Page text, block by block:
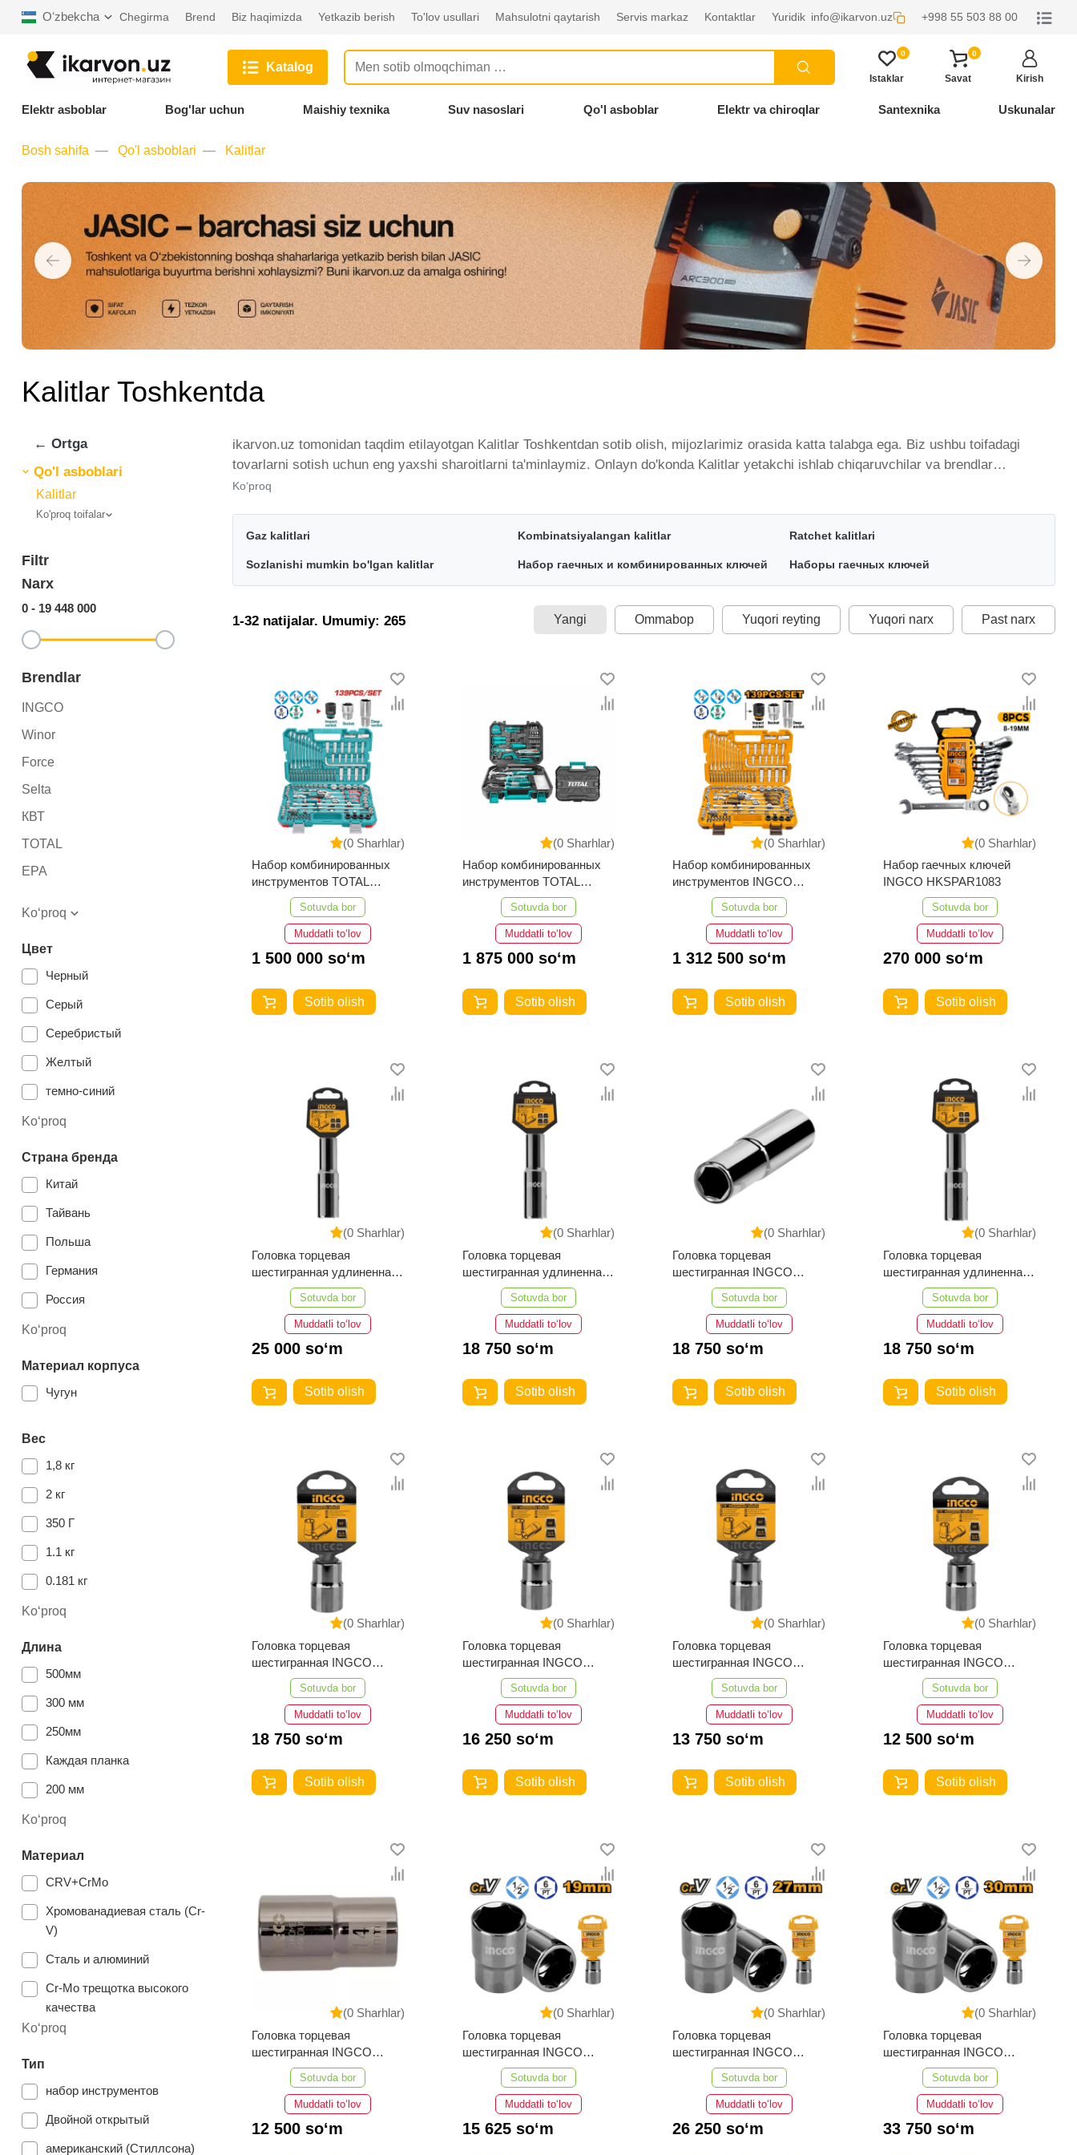
Oʻzbekcha Chegirma Brend Biz haqimizda Yetkazib berish To'lov usullari Mahsulotni qaytarish Servis markaz Kontaktlar Yuridik info@ikarvon.uz +998 55 503 88 00
Katalog
0
Istaklar
0
Savat Kirish
Elektr asboblar Bog'lar uchun Maishiy texnika Suv nasoslari Qo'l asboblar Elektr va chiroqlar Santexnika Uskunalar
Bosh sahifa Qo'l asboblari Kalitlar
Kalitlar Toshkentda
← Ortga
Qo'l asboblari
Kalitlar
Ko'proq toifalar
Filtr
Narx
0 - 19 448 000
Brendlar
INGCO
Winor
Force
Selta
КВТ
TOTAL
EPA
СИБРТЕХ
MATRIX
YATO
Ko‘proq
Цвет
Черный
Серый
Серебристый
Желтый
темно-синий
Бирюзовый
Цвет
Ko‘proq
Страна бренда
Китай
Тайвань
Польша
Германия
Россия
Россия
Ko‘proq
Материал корпуса
Чугун
Вес
1,8 кг
2 кг
350 Г
1.1 кг
0.181 кг
5,3 кг
1.417 кг
0.792 кг
1.87 кг
0.014 кг
1.763 кг
Ko‘proq
Длина
500мм
300 мм
250мм
Каждая планка
200 мм
900 мм
320 мм
400 мм
150 мм
400-425 мм
495-518 мм
Ko‘proq
Материал
CRV+CrMo
Хромованадиевая сталь (Cr-
V)
Сталь и алюминий
Cr-Mo трещотка высокого
качества
Хромованадиевой сталь
Хромованадиевая сталь (Cr-
V) и хромированная
Ko‘proq
Тип
набор инструментов
Двойной открытый
американский (Стиллсона)
ikarvon.uz tomonidan taqdim etilayotgan Kalitlar Toshkentdan sotib olish, mijozlarimiz orasida katta talabga ega. Biz ushbu toifadagi
tovarlarni sotish uchun eng yaxshi sharoitlarni ta'minlaymiz. Onlayn do'konda Kalitlar yetakchi ishlab chiqaruvchilar va brendlar
tomonidan taqdim etilgan bo'lib, ularning ro'yxati doimiy ravishda kengayib bormoqda. Biz butun mamlakat bo'ylab tovarlarni istalgan
Ko‘proq
Gaz kalitlari Kombinatsiyalangan kalitlar Ratchet kalitlari
Sozlanishi mumkin bo'lgan kalitlar Набор гаечных и комбинированных ключей Наборы гаечных ключей
1-32 natijalar. Umumiy: 265 Yangi Ommabop Yuqori reyting Yuqori narx Past narx
(0 Sharhlar)
Набор комбинированных
инструментов TOTAL
THKTHP21396
Sotuvda bor
Muddatli to‘lov
1 500 000 so‘m
Sotib olish
(0 Sharhlar)
Набор комбинированных
инструментов TOTAL
THKTHP21306
Sotuvda bor
Muddatli to‘lov
1 875 000 so‘m
Sotib olish
(0 Sharhlar)
Набор комбинированных
инструментов INGCO
HKTHP21391
Sotuvda bor
Muddatli to‘lov
1 312 500 so‘m
Sotib olish
(0 Sharhlar)
Набор гаечных ключей
INGCO HKSPAR1083
Sotuvda bor
Muddatli to‘lov
270 000 so‘m
Sotib olish
(0 Sharhlar)
Головка торцевая
шестигранная удлиненная
INGCO HHAST12213L (21
мм; 1/2")
Sotuvda bor
Muddatli to‘lov
25 000 so‘m
Sotib olish
(0 Sharhlar)
Головка торцевая
шестигранная удлиненная
INGCO HHAST12123L (12
мм; 1/2")
Sotuvda bor
Muddatli to‘lov
18 750 so‘m
Sotib olish
(0 Sharhlar)
Головка торцевая
шестигранная INGCO
HHAST12113L (11 мм; 1/2")
Sotuvda bor
Muddatli to‘lov
18 750 so‘m
Sotib olish
(0 Sharhlar)
Головка торцевая
шестигранная удлиненная
INGCO HHAST12103L (10
мм; 1/2")
Sotuvda bor
Muddatli to‘lov
18 750 so‘m
Sotib olish
(0 Sharhlar)
Головка торцевая
шестигранная INGCO
HHAST12241 (24 мм; 1/2")
Sotuvda bor
Muddatli to‘lov
18 750 so‘m
Sotib olish
(0 Sharhlar)
Головка торцевая
шестигранная INGCO
HHAST12211 (21 мм; 1/2")
Sotuvda bor
Muddatli to‘lov
16 250 so‘m
Sotib olish
(0 Sharhlar)
Головка торцевая
шестигранная INGCO
HHAST12171 (17 мм; 1/2")
Sotuvda bor
Muddatli to‘lov
13 750 so‘m
Sotib olish
(0 Sharhlar)
Головка торцевая
шестигранная INGCO
HHAST12151 (15 мм; 1/2")
Sotuvda bor
Muddatli to‘lov
12 500 so‘m
Sotib olish
(0 Sharhlar)
Головка торцевая
шестигранная INGCO
HHAST12141 (14 мм; 1/2")
Sotuvda bor
Muddatli to‘lov
12 500 so‘m
(0 Sharhlar)
Головка торцевая
шестигранная INGCO
HHAST12191 INDUSTRIAL
1/2" 19 мм
Sotuvda bor
Muddatli to‘lov
15 625 so‘m
(0 Sharhlar)
Головка торцевая
шестигранная INGCO
HHAST12271 INDUSTRIAL
1/2" 27 мм
Sotuvda bor
Muddatli to‘lov
26 250 so‘m
(0 Sharhlar)
Головка торцевая
шестигранная INGCO
HHAST12301 INDUSTRIAL
1/2" 30 мм
Sotuvda bor
Muddatli to‘lov
33 750 so‘m